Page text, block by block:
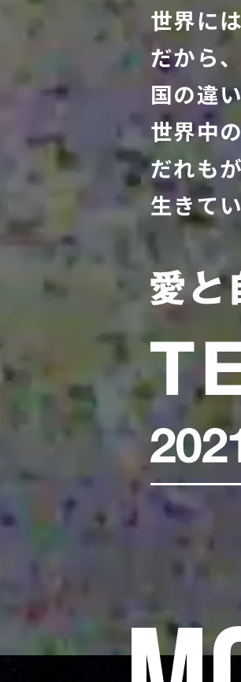
世界に
だから
国の違
世界中
だれも
⽣きて